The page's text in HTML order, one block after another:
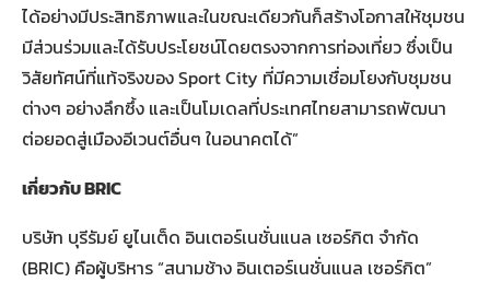
ได้อย่างมีประสิทธิภาพและในขณะเดียวกันก็สร้างโอกาสให้ชุมชน
มีส่วนร่วมและได้รับประโยชน์โดยตรงจากการท่องเที่ยว ซึ่งเป็น
วิสัยทัศน์ที่แท้จริงของ Sport City ที่มีความเชื่อมโยงกับชุมชน
ต่างๆ อย่างลึกซึ้ง และเป็นโมเดลที่ประเทศไทยสามารถพัฒนา
ต่อยอดสู่เมืองอีเวนต์อื่นๆ ในอนาคตได้”
เกี่ยวกับBRIC
บริษัท บุรีรัมย์ ยูไนเต็ด อินเตอร์เนชั่นแนล เซอร์กิต จำกัด
(BRIC) คือผู้บริหาร “สนามช้าง อินเตอร์เนชั่นแนล เซอร์กิต”